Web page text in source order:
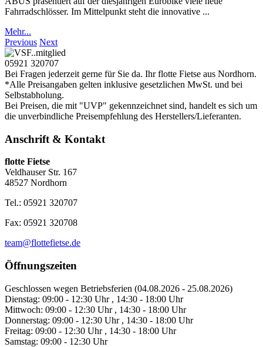
Fahrradschlösser. Im Mittelpunkt steht die innovative ...
Mehr...
Previous Next
05921 320707
Bei Fragen jederzeit gerne für Sie da. Ihr flotte Fietse aus Nordhorn.
*Alle Preisangaben gelten inklusive gesetzlichen MwSt. und bei
Selbstabholung.
Bei Preisen, die mit "UVP" gekennzeichnet sind, handelt es sich um
die unverbindliche Preisempfehlung des Herstellers/Lieferanten.
Anschrift & Kontakt
flotte Fietse
Veldhauser Str. 167
48527 Nordhorn
Tel.: 05921 320707
Fax: 05921 320708
team@flottefietse.de
Öffnungszeiten
Geschlossen wegen Betriebsferien (04.08.2026 - 25.08.2026)
Dienstag: 09:00 - 12:30 Uhr , 14:30 - 18:00 Uhr
Mittwoch: 09:00 - 12:30 Uhr , 14:30 - 18:00 Uhr
Donnerstag: 09:00 - 12:30 Uhr , 14:30 - 18:00 Uhr
Freitag: 09:00 - 12:30 Uhr , 14:30 - 18:00 Uhr
Samstag: 09:00 - 12:30 Uhr